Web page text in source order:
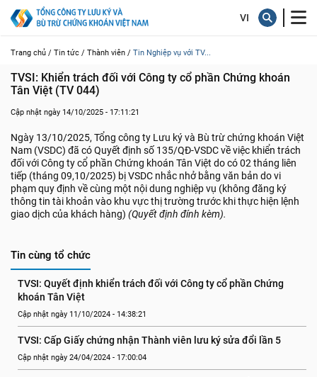
Trang chủ / Tin tức / Thành viên / Tin Nghiệp vụ với TV...
TVSI: Khiển trách đối với Công ty cổ phần Chứng khoán
Tân Việt (TV 044)
Cập nhật ngày 14/10/2025 - 17:11:21
Ngày 13/10/2025, Tổng công ty Lưu ký và Bù trừ chứng khoán Việt
Nam (VSDC) đã có Quyết định số 135/QĐ-VSDC về việc khiển trách
đối với Công ty cổ phần Chứng khoán Tân Việt do có 02 tháng liên
tiếp (tháng 09,10/2025) bị VSDC nhắc nhở bằng văn bản do vi
phạm quy định về cùng một nội dung nghiệp vụ (không đăng ký
thông tin tài khoản vào khu vực thị trường trước khi thực hiện lệnh
giao dịch của khách hàng) (Quyết định đính kèm).
Tin cùng tổ chức
TVSI: Quyết định khiển trách đối với Công ty cổ phần Chứng
khoán Tân Việt
Cập nhật ngày 11/10/2024 - 14:38:21
TVSI: Cấp Giấy chứng nhận Thành viên lưu ký sửa đổi lần 5
Cập nhật ngày 24/04/2024 - 17:00:04